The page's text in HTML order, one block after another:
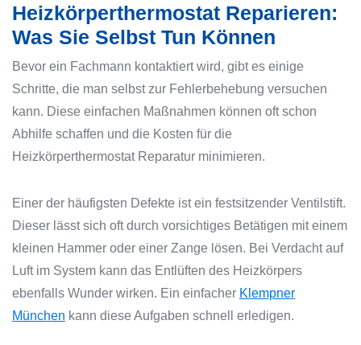
Heizkörperthermostat Reparieren:
Was Sie Selbst Tun Können
Bevor ein Fachmann kontaktiert wird, gibt es einige
Schritte, die man selbst zur Fehlerbehebung versuchen
kann. Diese einfachen Maßnahmen können oft schon
Abhilfe schaffen und die Kosten für die
Heizkörperthermostat Reparatur minimieren.
Einer der häufigsten Defekte ist ein festsitzender Ventilstift.
Dieser lässt sich oft durch vorsichtiges Betätigen mit einem
kleinen Hammer oder einer Zange lösen. Bei Verdacht auf
Luft im System kann das Entlüften des Heizkörpers
ebenfalls Wunder wirken. Ein einfacher Klempner
München kann diese Aufgaben schnell erledigen.